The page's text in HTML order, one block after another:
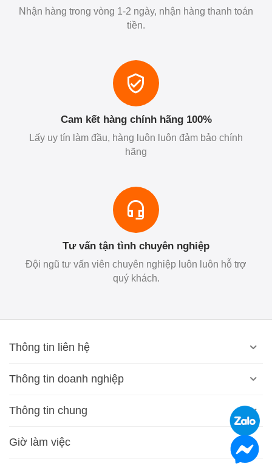
Nhận hàng trong vòng 1-2 ngày, nhận hàng thanh toán
tiền.
Cam kết hàng chính hãng 100%
Lấy uy tín làm đầu, hàng luôn luôn đảm bảo chính
hãng
Tư vấn tận tình chuyên nghiệp
Đội ngũ tư vấn viên chuyên nghiệp luôn luôn hỗ trợ
quý khách.
Thông tin liên hệ
Thông tin doanh nghiệp
Thông tin chung
Giờ làm việc